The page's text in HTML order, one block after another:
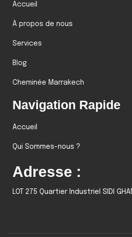
Accueil
À propos de nous
Services
Blog
Cheminée Marrakech
Navigation Rapide
Accueil
Qui Sommes-nous ?
Adresse :
LOT 275 Quartier Industriel SIDI